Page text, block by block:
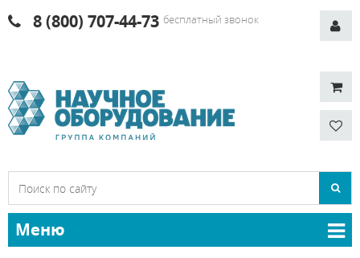
8 (800) 707-44-73 бесплатный звонок
Меню